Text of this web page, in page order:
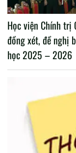
Học viện Chính trị
đồng xét, đề nghị
học 2025 – 2026